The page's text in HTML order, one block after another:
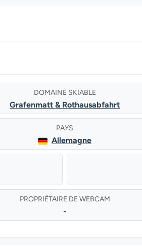
DOMAINE SKIABLE
Grafenmatt & Rothausabfahrt
PAYS
Allemagne
PROPRIÉTAIRE DE WEBCAM
-